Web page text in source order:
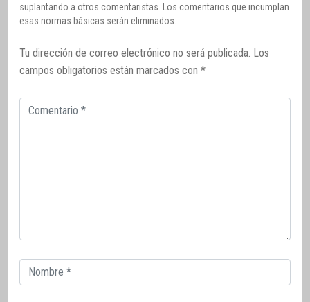
suplantando a otros comentaristas. Los comentarios que incumplan
esas normas básicas serán eliminados.
Tu dirección de correo electrónico no será publicada. Los
campos obligatorios están marcados con *
Comentario
Correo
electrónico